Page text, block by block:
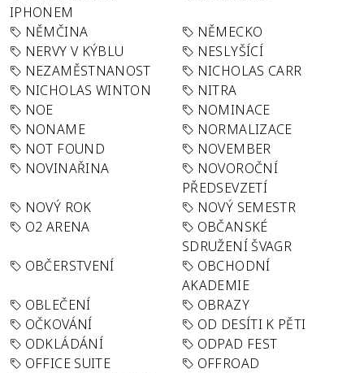
IPHONEM
NĚMČINA
NĚMECKO
NERVY V KÝBLU
NESLYŠÍCÍ
NEZAMĚSTNANOST
NICHOLAS CARR
NICHOLAS WINTON
NITRA
NOE
NOMINACE
NONAME
NORMALIZACE
NOT FOUND
NOVEMBER
NOVINAŘINA
NOVOROČNÍ
PŘEDSEVZETÍ
NOVÝ ROK
NOVÝ SEMESTR
O2 ARENA
OBČANSKÉ
SDRUŽENÍ ŠVAGR
OBČERSTVENÍ
OBCHODNÍ
AKADEMIE
OBLEČENÍ
OBRAZY
OČKOVÁNÍ
OD DESÍTI K PĚTI
ODKLÁDÁNÍ
ODPAD FEST
OFFICE SUITE
OFFROAD